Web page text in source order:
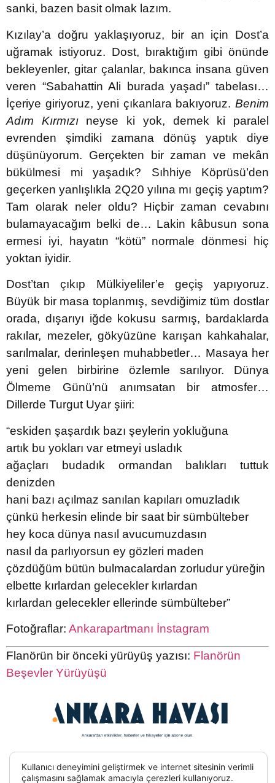
sanki, bazen basit olmak lazım.
Kızılay’a doğru yaklaşıyoruz, bir an için Dost’a
uğramak istiyoruz. Dost, bıraktığım gibi önünde
bekleyenler, gitar çalanlar, bakınca insana güven
veren “Sabahattin Ali burada yaşadı” tabelası…
İçeriye giriyoruz, yeni çıkanlara bakıyoruz. Benim
Adım Kırmızıneyse ki yok, demek ki paralel
evrenden şimdiki zamana dönüş yaptık diye
düşünüyorum. Gerçekten bir zaman ve mekân
bükülmesi mi yaşadık? Sıhhiye Köprüsü’den
geçerken yanlışlıkla 2Q20 yılına mı geçiş yaptım?
Tam olarak neler oldu? Hiçbir zaman cevabını
bulamayacağım belki de… Lakin kâbusun sona
ermesi iyi, hayatın “kötü” normale dönmesi hiç
yoktan iyidir.
Dost’tan çıkıp Mülkiyeliler’e geçiş yapıyoruz.
Büyük bir masa toplanmış, sevdiğimiz tüm dostlar
orada, dışarıyı iğde kokusu sarmış, bardaklarda
rakılar, mezeler, gökyüzüne karışan kahkahalar,
sarılmalar, derinleşen muhabbetler… Masaya her
yeni gelen birbirine özlemle sarılıyor. Dünya
Ölmeme Günü’nü anımsatan bir atmosfer…
Dillerde Turgut Uyar şiiri:
“eskiden şaşardık bazı şeylerin yokluğuna
artık bu yokları var etmeyi usladık
ağaçları budadık ormandan balıkları tuttuk
denizden
hani bazı açılmaz sanılan kapıları omuzladık
çünkü herkesin elinde bir saat bir sümbülteber
hey koca dünya nasıl avucumuzdasın
nasıl da parlıyorsun ey gözleri maden
çözdüğüm bütün bulmacalardan zorludur yüreğin
elbette kırlardan gelecekler kırlardan
kırlardan gelecekler ellerinde sümbülteber”
Fotoğraflar: Ankarapartmanı İnstagram
Flanörün bir önceki yürüyüş yazısı: Flanörün
Beşevler Yürüyüşü
Kullanıcı deneyimini geliştirmek ve internet sitesinin verimli
çalışmasını sağlamak amacıyla çerezleri kullanıyoruz.